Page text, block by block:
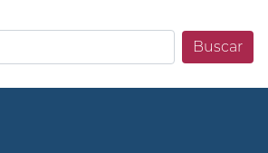
Buscar